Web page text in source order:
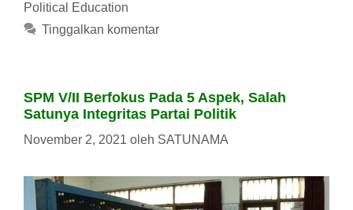
Political Education
Tinggalkan komentar
SPM V/II Berfokus Pada 5 Aspek, Salah
Satunya Integritas Partai Politik
November 2, 2021 oleh SATUNAMA